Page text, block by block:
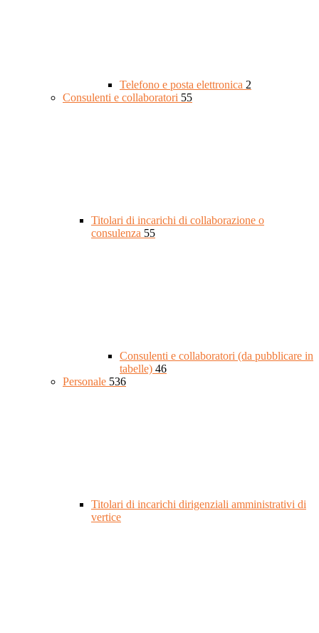
Telefono e posta elettronica 2
Consulenti e collaboratori 55
Titolari di incarichi di collaborazione o
consulenza 55
Consulenti e collaboratori (da pubblicare in
tabelle) 46
Personale 536
Titolari di incarichi dirigenziali amministrativi di
vertice